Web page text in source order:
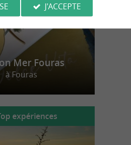
Mer Fouras
à Fouras
expériences
J'ACCEPTE